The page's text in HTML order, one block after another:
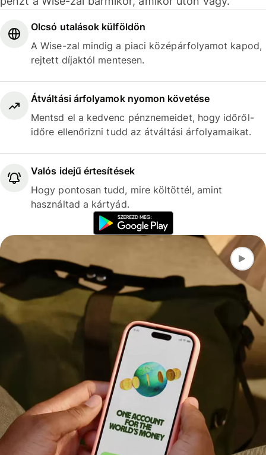
Olcsó utalások külföldön
A Wise-zal mindig a piaci középárfolyamot kapod,
rejtett díjaktól mentesen.
Átváltási árfolyamok nyomon követése
Mentsd el a kedvenc pénznemeidet, hogy időről-
időre ellenőrizni tudd az átváltási árfolyamaikat.
Valós idejű értesítések
Hogy pontosan tudd, mire költöttél, amint
használtad a kártyád.